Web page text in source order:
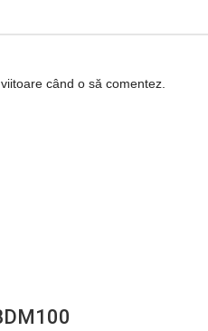
când o să comentez.